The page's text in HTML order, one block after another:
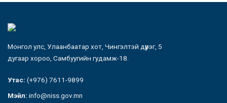
Монгол улс, Улаанбаатар хот, Чингэлтэй дүүрэг, 5
дугаар хороо, Самбуугийн гудамж-18.
Утас: (+976) 7611-9899
Мэйл: info@niss.gov.mn